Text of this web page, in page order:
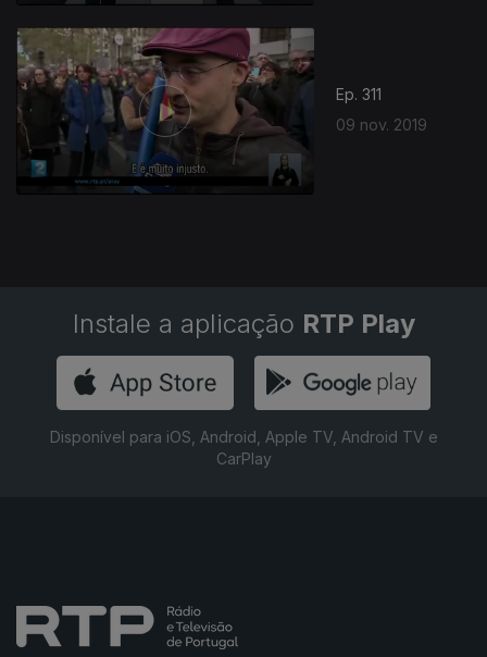
Ep. 311
09 nov. 2019
Instale a aplicação RTP Play
Disponível para iOS, Android, Apple TV, Android TV e
CarPlay